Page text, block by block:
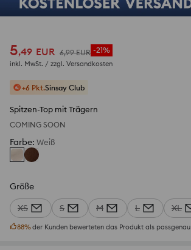
1 7
5,49 EUR 6,99 EUR -21%
inkl. MwSt. / zzgl. Versandkosten
+6 Pkt.Sinsay Club
Spitzen-Top mit Trägern
COMING SOON
Farbe: Weiß
Größe
XS S M L XL
88%der Kunden bewerteten das Produkt als passgenau